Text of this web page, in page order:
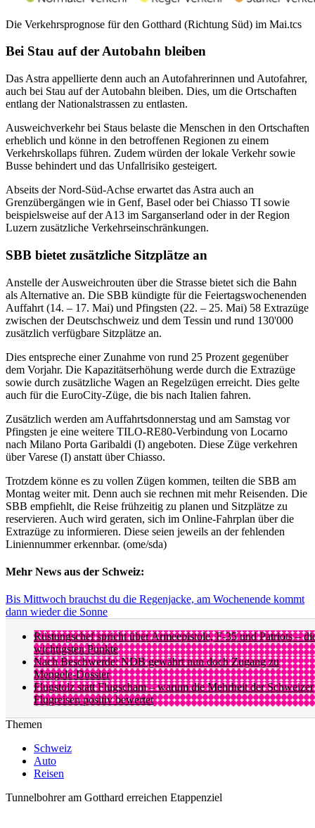
Die Verkehrsprognose für den Gotthard (Richtung Süd) im Mai.tcs
Bei Stau auf der Autobahn bleiben
Das Astra appellierte denn auch an Autofahrerinnen und Autofahrer,
auch bei Stau auf der Autobahn bleiben. Dies, um die Ortschaften
entlang der Nationalstrassen zu entlasten.
Ausweichverkehr bei Staus belaste die Menschen in den Ortschaften
erheblich und könne in den betroffenen Regionen zu einem
Verkehrskollaps führen. Zudem würden der lokale Verkehr sowie
Busse behindert und das Unfallrisiko gesteigert.
Abseits der Nord-Süd-Achse erwartet das Astra auch an
Grenzübergängen wie in Genf, Basel oder bei Chiasso TI sowie
beispielsweise auf der A13 im Sarganserland oder in der Region
Luzern zusätzliche Verkehrseinschränkungen.
SBB bietet zusätzliche Sitzplätze an
Anstelle der Ausweichrouten über die Strasse bietet sich die Bahn
als Alternative an. Die SBB kündigte für die Feiertagswochenenden
Auffahrt (14. – 17. Mai) und Pfingsten (22. – 25. Mai) 58 Extrazüge
zwischen der Deutschschweiz und dem Tessin und rund 130'000
zusätzlich verfügbare Sitzplätze an.
Dies entspreche einer Zunahme von rund 25 Prozent gegenüber
dem Vorjahr. Die Kapazitätserhöhung werde durch die Extrazüge
sowie durch zusätzliche Wagen an Regelzügen erreicht. Dies gelte
auch für die EuroCity-Züge, die bis nach Italien fahren.
Zusätzlich werden am Auffahrtsdonnerstag und am Samstag vor
Pfingsten je eine weitere TILO-RE80-Verbindung von Locarno
nach Milano Porta Garibaldi (I) angeboten. Diese Züge verkehren
über Varese (I) anstatt über Chiasso.
Trotzdem könne es zu vollen Zügen kommen, teilten die SBB am
Montag weiter mit. Denn auch sie rechnen mit mehr Reisenden. Die
SBB empfiehlt, die Reise frühzeitig zu planen und Sitzplätze zu
reservieren. Auch wird geraten, sich im Online-Fahrplan über die
Extrazüge zu informieren. Diese seien jeweils an der fehlenden
Liniennummer erkennbar. (ome/sda)
Mehr News aus der Schweiz:
Bis Mittwoch brauchst du die Regenjacke, am Wochenende kommt
dann wieder die Sonne
Rüstungschef spricht über Armeepistole, F-35 und Patriots –
wichtigsten Punkte
Nach Beschwerde: NDB gewährt nun doch Zugang zu
Mengele-Dossier
Flugstolz statt Flugscham – warum die Mehrheit der Schweizer
Flugreisen positiv bewertet
Themen
Schweiz
Auto
Reisen
Tunnelbohrer am Gotthard erreichen Etappenziel